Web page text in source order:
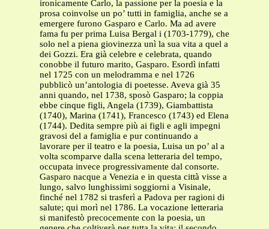
ironicamente Carlo, la passione per la poesia e la
prosa coinvolse un po’ tutti in famiglia, anche se a
emergere furono Gasparo e Carlo. Ma ad avere
fama fu per prima Luisa Bergal i (1703-1779), che
solo nel a piena giovinezza unì la sua vita a quel a
dei Gozzi. Era già celebre e celebrata, quando
conobbe il futuro marito, Gasparo. Esordì infatti
nel 1725 con un melodramma e nel 1726
pubblicò un’antologia di poetesse. Aveva già 35
anni quando, nel 1738, sposò Gasparo; la coppia
ebbe cinque figli, Angela (1739), Giambattista
(1740), Marina (1741), Francesco (1743) ed Elena
(1744). Dedita sempre più ai figli e agli impegni
gravosi del a famiglia e pur continuando a
lavorare per il teatro e la poesia, Luisa un po’ al a
volta scomparve dalla scena letteraria del tempo,
occupata invece progressivamente dal consorte.
Gasparo nacque a Venezia e in questa città visse a
lungo, salvo lunghissimi soggiorni a Visinale,
finché nel 1782 si trasferì a Padova per ragioni di
salute; qui morì nel 1786. La vocazione letteraria
si manifestò precocemente con la poesia, un